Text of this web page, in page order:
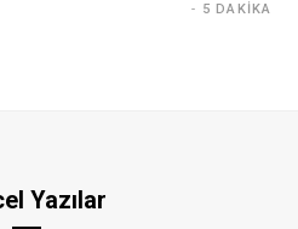
5 DAKIKA
Yazılar